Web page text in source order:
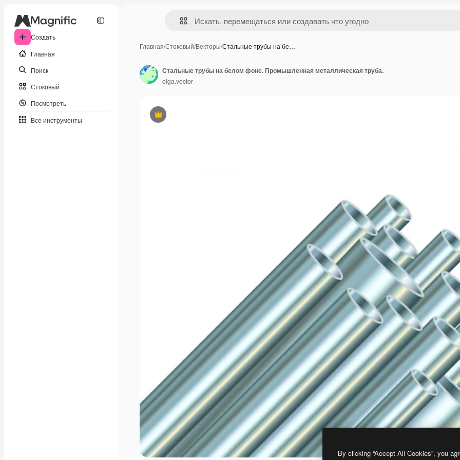
Создать
Главная
Поиск
Стоковый
Посмотреть
Все инструменты
Главная/Стоковый/Векторы/Стальные трубы на бе…
Премиум
Стальные трубы на белом фоне. Промышленная металлическая труба.
olga.vector
By clicking “Accept All Cookies”, you